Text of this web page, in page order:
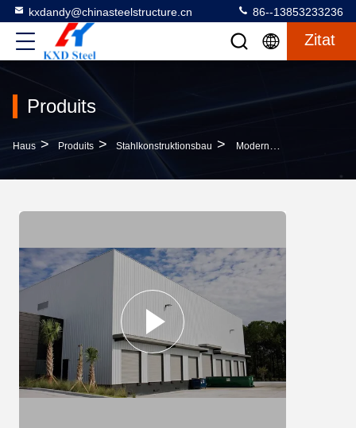
kxdandy@chinasteelstructure.cn 86--13853233236
Zitat
Produits
Haus > Produits > Stahlkonstruktionsbau > Moderne Q235 Q355 Stahlkonstruktion Gebäude Mit Sandwich-Panel-Dach